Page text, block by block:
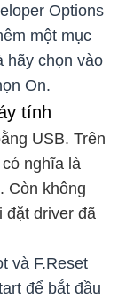
Options
một mục
hãy chọn vào
On.
tính
USB. Trên
nghĩa là
Còn không
đặt driver đã
và F.Reset
để bắt đầu